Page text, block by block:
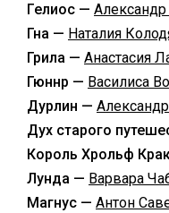
Гелиос —
Гна — Наталия
Грила — Анастасия
Гюннр — Василиса
Дурлин —
Дух старого
Король Хрольф
Лунда — Варвара
Магнус — Антон